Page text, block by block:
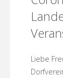
Liebe